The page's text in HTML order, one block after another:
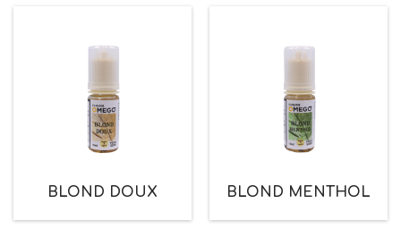
BLOND DOUX BLOND MENTHOL